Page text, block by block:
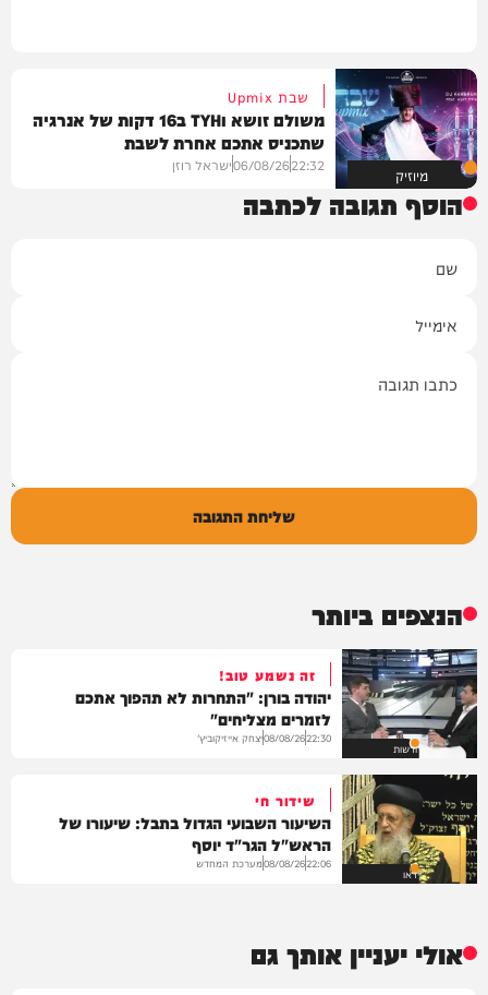
מיוזיק
שבת Upmix
משולם זושא וTYH ב16 דקות של אנרגיה
שתכניס אתכם אחרת לשבת
22:32
06/08/26ישראל רוזן
הוסף תגובה לכתבה
שליחת התגובה
הנצפים ביותר
חדשות
זה נשמע טוב!
יהודה בורן: "התחרות לא תהפוך אתכם
לזמרים מצליחים"
22:30
08/08/26יצחק אייזיקוביץ'
וידאו
שידור חי
השיעור השבועי הגדול בתבל: שיעורו של
הראש"ל הגר"ד יוסף
22:06
08/08/26מערכת המחדש
אולי יעניין אותך גם